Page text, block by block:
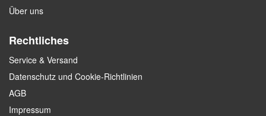
Über uns
Rechtliches
Service & Versand
Datenschutz und Cookie-Richtlinien
AGB
Impressum